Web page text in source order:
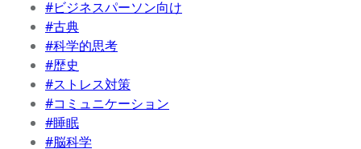
#ビジネスパーソン向け
#古典
#科学的思考
#歴史
#ストレス対策
#コミュニケーション
#睡眠
#脳科学